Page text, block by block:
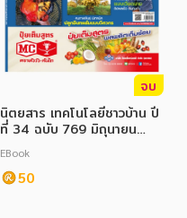
จบ
นิตยสาร เทคโนโลยีชาวบ้าน ปี
ที่ 34 ฉบับ 769 มิถุนายน
2565
EBook
50